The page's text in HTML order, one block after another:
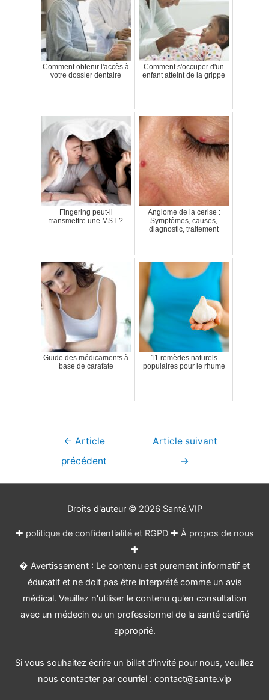
Comment obtenir l'accès à
votre dossier dentaire
Comment s'occuper d'un
enfant atteint de la grippe
Fingering peut-il
transmettre une MST ?
Angiome de la cerise :
Symptômes, causes,
diagnostic, traitement
Guide des médicaments à
base de carafate
11 remèdes naturels
populaires pour le rhume
Navigation
← Article
précédent
Article suivant
→
Droits d'auteur © 2026 Santé.VIP
✚ politique de confidentialité et RGPD✚ À propos de nous
✚
� Avertissement : Le contenu est purement informatif et
éducatif et ne doit pas être interprété comme un avis
médical. Veuillez n'utiliser le contenu qu'en consultation
avec un médecin ou un professionnel de la santé certifié
approprié.
Si vous souhaitez écrire un billet d'invité pour nous, veuillez
nous contacter par courriel : contact@sante.vip